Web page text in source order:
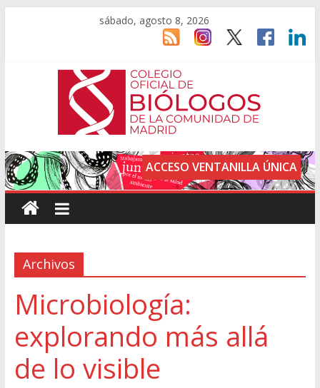
sábado, agosto 8, 2026
ACCESO VENTANILLA ÚNICA
Archivos
Microbiología:
explorando más allá
de lo visible